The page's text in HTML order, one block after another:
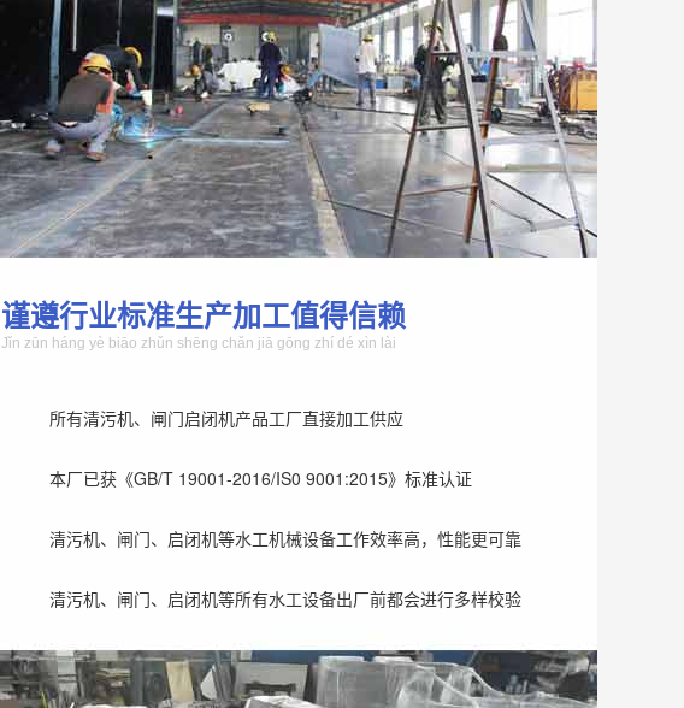
谨遵行业标准生产加工值得信赖
Jǐn zūn háng yè biāo zhǔn shēng chǎn jiā gōng zhí dé xìn lài
所有清污机、闸门启闭机产品工厂直接加工供应
本厂已获《GB/T 19001-2016/IS0 9001:2015》标准认证
清污机、闸门、启闭机等水工机械设备工作效率高，性能更可靠
清污机、闸门、启闭机等所有水工设备出厂前都会进行多样校验